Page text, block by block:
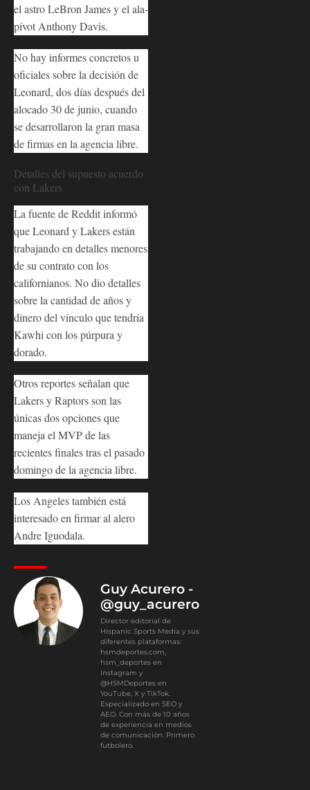
el astro LeBron James y el ala-
pívot Anthony Davis.
No hay informes concretos u
oficiales sobre la decisión de
Leonard, dos días después del
alocado 30 de junio, cuando
se desarrollaron la gran masa
de firmas en la agencia libre.
Detalles del supuesto acuerdo
con Lakers
La fuente de Reddit informó
que Leonard y Lakers están
trabajando en detalles menores
de su contrato con los
californianos. No dio detalles
sobre la cantidad de años y
dinero del vínculo que tendría
Kawhi con los púrpura y
dorado.
Otros reportes señalan que
Lakers y Raptors son las
únicas dos opciones que
maneja el MVP de las
recientes finales tras el pasado
domingo de la agencia libre.
Los Angeles también está
interesado en firmar al alero
Andre Iguodala.
Guy Acurero -
@guy_acurero
Director editorial de
Hispanic Sports Media y sus
diferentes plataformas:
hsmdeportes.com,
hsm_deportes en
Instagram y
@HSMDeportes en
YouTube, X y TikTok.
Especializado en SEO y
AEO. Con más de 10 años
de experiencia en medios
de comunicación. Primero
futbolero.